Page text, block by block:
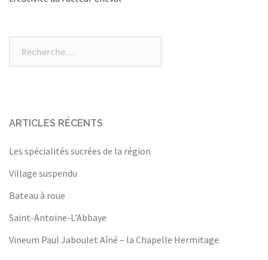
ARTICLES RÉCENTS
Les spécialités sucrées de la région
Village suspendu
Bateau à roue
Saint-Antoine-L’Abbaye
Vineum Paul Jaboulet Aîné – la Chapelle Hermitage